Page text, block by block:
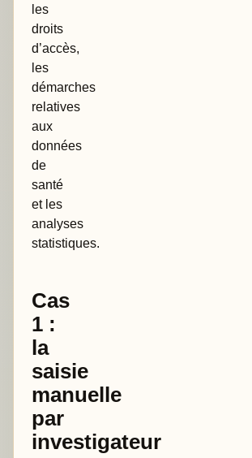
les
droits
d’accès,
les
démarches
relatives
aux
données
de
santé
et les
analyses
statistiques.
Cas
1 :
la
saisie
manuelle
par
investigateur